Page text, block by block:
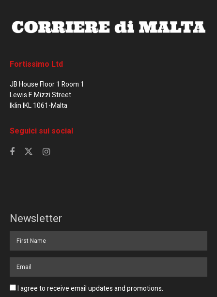
Fortissimo Ltd
JB House Floor 1 Room 1
Lewis F. Mizzi Street
Iklin IKL 1061-Malta
Seguici sui social
Newsletter
I agree to receive email updates and promotions.